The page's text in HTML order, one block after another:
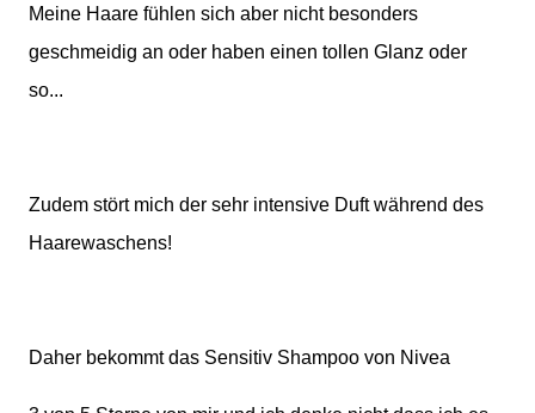
Meine Haare fühlen sich aber nicht besonders
geschmeidig an oder haben einen tollen Glanz oder
so...
Zudem stört mich der sehr intensive Duft während des
Haarewaschens!
Daher bekommt das Sensitiv Shampoo von Nivea